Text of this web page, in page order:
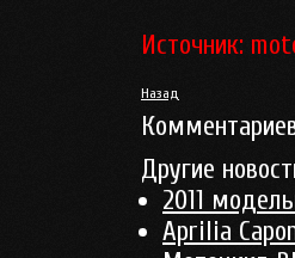
Источник:
Назад
Другие
2011
Aprilia